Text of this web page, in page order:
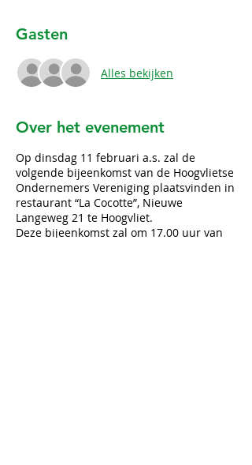
Gasten
Alles bekijken
Over het evenement
Op dinsdag 11 februari a.s. zal de
volgende bijeenkomst van de Hoogvlietse
Ondernemers Vereniging plaatsvinden in
restaurant “La Cocotte”, Nieuwe
Langeweg 21 te Hoogvliet.
Deze bijeenkomst zal om 17.00 uur van